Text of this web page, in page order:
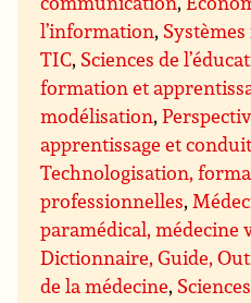
l’information,
TIC, Sciences de
formation et
modélisation,
apprentissage et
Technologisation,
professionnelles,
paramédical, médecine
Dictionnaire, Guide,
de la médecine,